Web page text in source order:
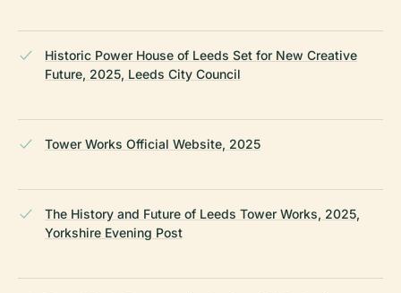
Historic Power House of Leeds Set for New Creative
Future, 2025, Leeds City Council
Tower Works Official Website, 2025
The History and Future of Leeds Tower Works, 2025,
Yorkshire Evening Post